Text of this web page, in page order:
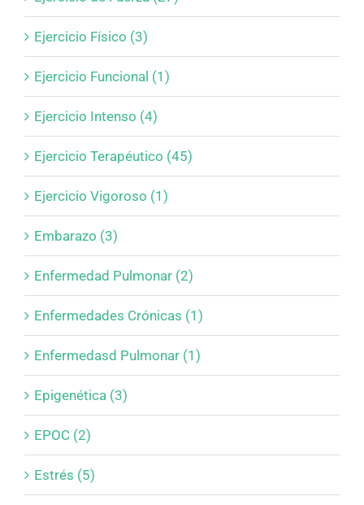
Ejercicio Físico (3)
Ejercicio Funcional (1)
Ejercicio Intenso (4)
Ejercicio Terapéutico (45)
Ejercicio Vigoroso (1)
Embarazo (3)
Enfermedad Pulmonar (2)
Enfermedades Crónicas (1)
Enfermedasd Pulmonar (1)
Epigenética (3)
EPOC (2)
Estrés (5)